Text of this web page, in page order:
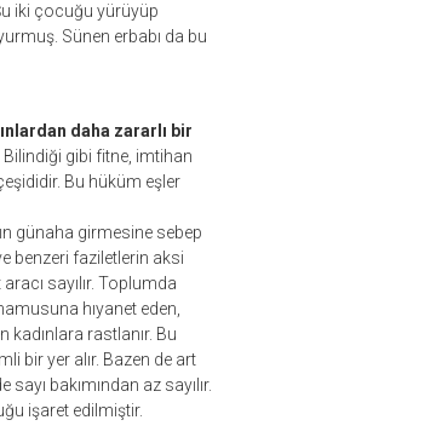
iki çocuğu yürüyüp
Sünen erbabı da bu
daha zararlı bir
gibi fitne, imtihan
Bu hüküm eşler
günaha girmesine sebep
benzeri faziletlerin aksi
sayılır. Toplumda
hıyanet eden,
rastlanır. Bu
bir yer alır. Bazen de art
bakımından az sayılır.
işaret edilmiştir.